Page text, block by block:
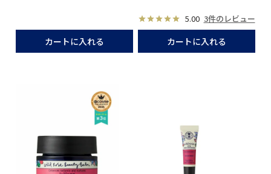
カートに入れる
5.00 3件のレビュー
カートに入れる